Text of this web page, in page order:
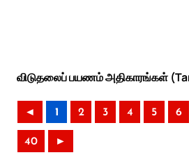
விடுதலைப் பயணம் அதிகாரங்கள்
◄ 1 2 3 4 5 6
40 ►